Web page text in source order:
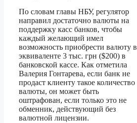
По словам главы НБУ, регулятор
направил достаточно валюты на
поддержку касс банков, чтобы
каждый желающий имел
возможность приобрести валюту в
эквиваленте 3 тыс. грн ($200) в
банковской кассе. Как отметила
Валерия Гонтарева, если банк не
продаст клиенту такое количество
валюты, он может быть
оштрафован, если только это не
обменник, действующий без
валютной лицензии.